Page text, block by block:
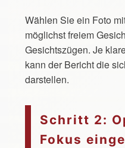
Wählen Sie ein Foto
möglichst freiem
Gesichtszügen. Je
kann der Bericht die
darstellen.
Schritt 2:
Fokus